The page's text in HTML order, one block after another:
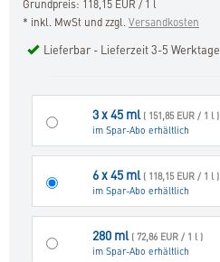
Grundpreis: 118,15 EUR / 1 l
* inkl. MwSt und zzgl.Versandkosten
Lieferbar - Lieferzeit 3-5 Werktage
3 x 45 ml ( 151,85 EUR / 1 l )
im Spar-Abo erhältlich
6 x 45 ml ( 118,15 EUR / 1 l )
im Spar-Abo erhältlich
280 ml ( 72,86 EUR / 1 l )
im Spar-Abo erhältlich